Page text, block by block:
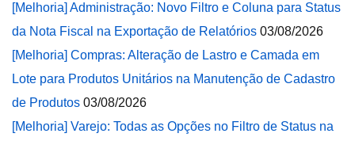
[Melhoria] Administração: Novo Filtro e Coluna para Status
da Nota Fiscal na Exportação de Relatórios 03/08/2026
[Melhoria] Compras: Alteração de Lastro e Camada em
Lote para Produtos Unitários na Manutenção de Cadastro
de Produtos 03/08/2026
[Melhoria] Varejo: Todas as Opções no Filtro de Status na